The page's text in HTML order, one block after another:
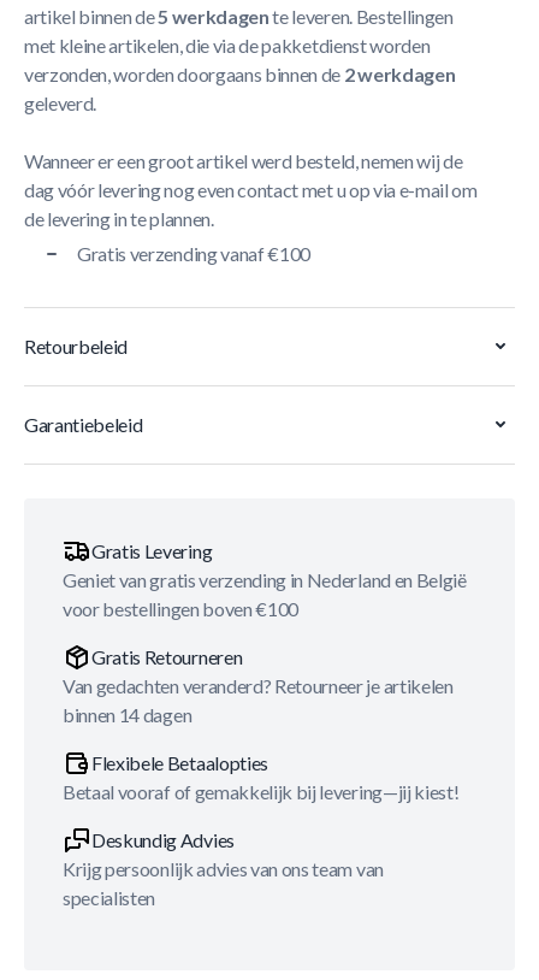
artikel binnen de5 werkdagente leveren. Bestellingen
met kleine artikelen, die via de pakketdienst worden
verzonden, worden doorgaans binnen de 2 werkdagen
geleverd.
Wanneer er een groot artikel werd besteld, nemen wij de
dag vóór levering nog even contact met u op via e-mail om
de levering in te plannen.
Gratis verzending vanaf €100
Retourbeleid
Garantiebeleid
Gratis Levering
Geniet van gratis verzending in Nederland en België
voor bestellingen boven €100
Gratis Retourneren
Van gedachten veranderd? Retourneer je artikelen
binnen 14 dagen
Flexibele Betaalopties
Betaal vooraf of gemakkelijk bij levering—jij kiest!
Deskundig Advies
Krijg persoonlijk advies van ons team van
specialisten